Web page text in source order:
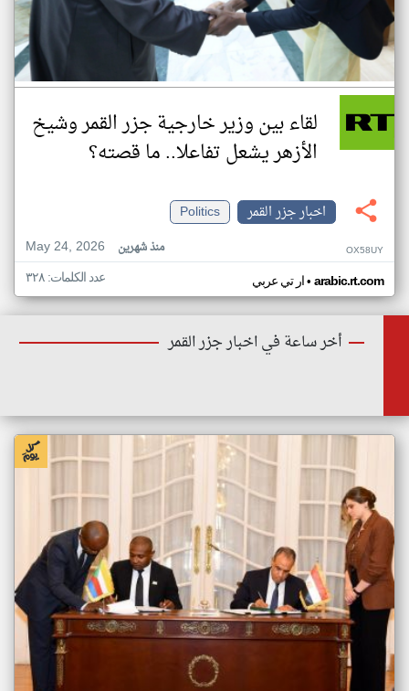
لقاء بين وزير خارجية جزر القمر وشيخ
الأزهر يشعل تفاعلا.. ما قصته؟
اخبار جزر القمر
Politics
May 24, 2026
منذ شهرين OX58UY
ار تي عربي• arabic.rt.com عدد الكلمات: ٣٢٨
أخر ساعة في اخبار جزر القمر